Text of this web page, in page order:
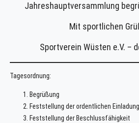
Jahreshauptversammlung
Mit sportlichen
Sportverein Wüsten e.V. –
Tagesordnung:
Begrüßung
Feststellung der ordentlichen Einladung
Feststellung der Beschlussfähigkeit